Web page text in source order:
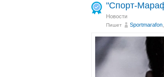
"Спорт-
Новости
Пишет Sportmarafon